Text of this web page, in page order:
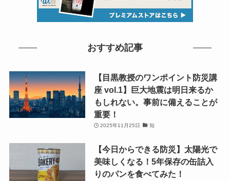
おすすめ記事
【目黒教授のワンポイント防災講
座 vol.1】巨大地震は明日来るか
もしれない。事前に備えることが
重要！
2025年11月25日 知
【今日からできる防災】太陽光で
美味しくなる！5年保存の缶詰入
りのパンを食べてみた！